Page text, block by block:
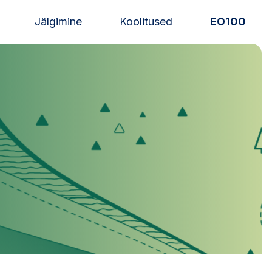
Jälgimine Koolitused EO100
Orienteerujale
Eesti Orienteerumine 100!
Toetamine
Telli litsents!
Noored